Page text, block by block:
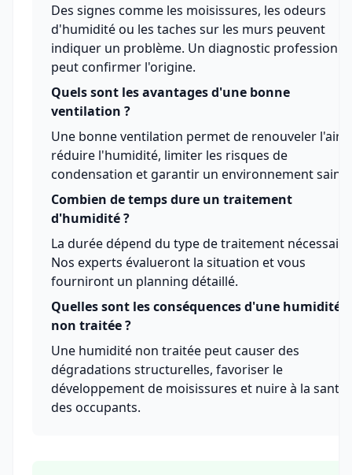
Des signes comme les moisissures, les odeurs
d'humidité ou les taches sur les murs peuvent
indiquer un problème. Un diagnostic
peut confirmer l'origine.
Quels sont les avantages d'une bonne
ventilation ?
Une bonne ventilation permet de renouveler l'air,
réduire l'humidité, limiter les risques de
condensation et garantir un environnement sain.
Combien de temps dure un traitement
d'humidité ?
La durée dépend du type de traitement
Nos experts évalueront la situation et vous
fourniront un planning détaillé.
Quelles sont les conséquences d'une humidité
non traitée ?
Une humidité non traitée peut causer des
dégradations structurelles, favoriser le
développement de moisissures et nuire à la santé
des occupants.